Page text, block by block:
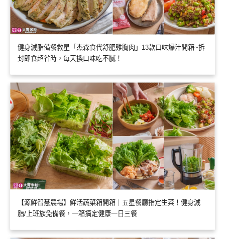
健身減脂備餐救星「杰森食代舒肥雞胸肉」13款口味爆汁開箱~拆
封即食超省時，每天換口味吃不膩！
【源鮮智慧農場】鮮活蔬菜箱開箱｜五星餐廳指定生菜！健身減
脂/上班族免備餐，一箱搞定健康一日三餐